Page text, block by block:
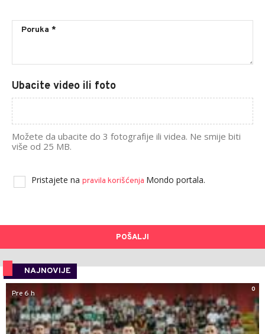
Ubacite video ili foto
Možete da ubacite do 3 fotografije ili videa. Ne smije biti
više od 25 MB.
Pristajete na pravila korišćenja Mondo portala.
POŠALJI
NAJNOVIJE
0
Pre 6 h